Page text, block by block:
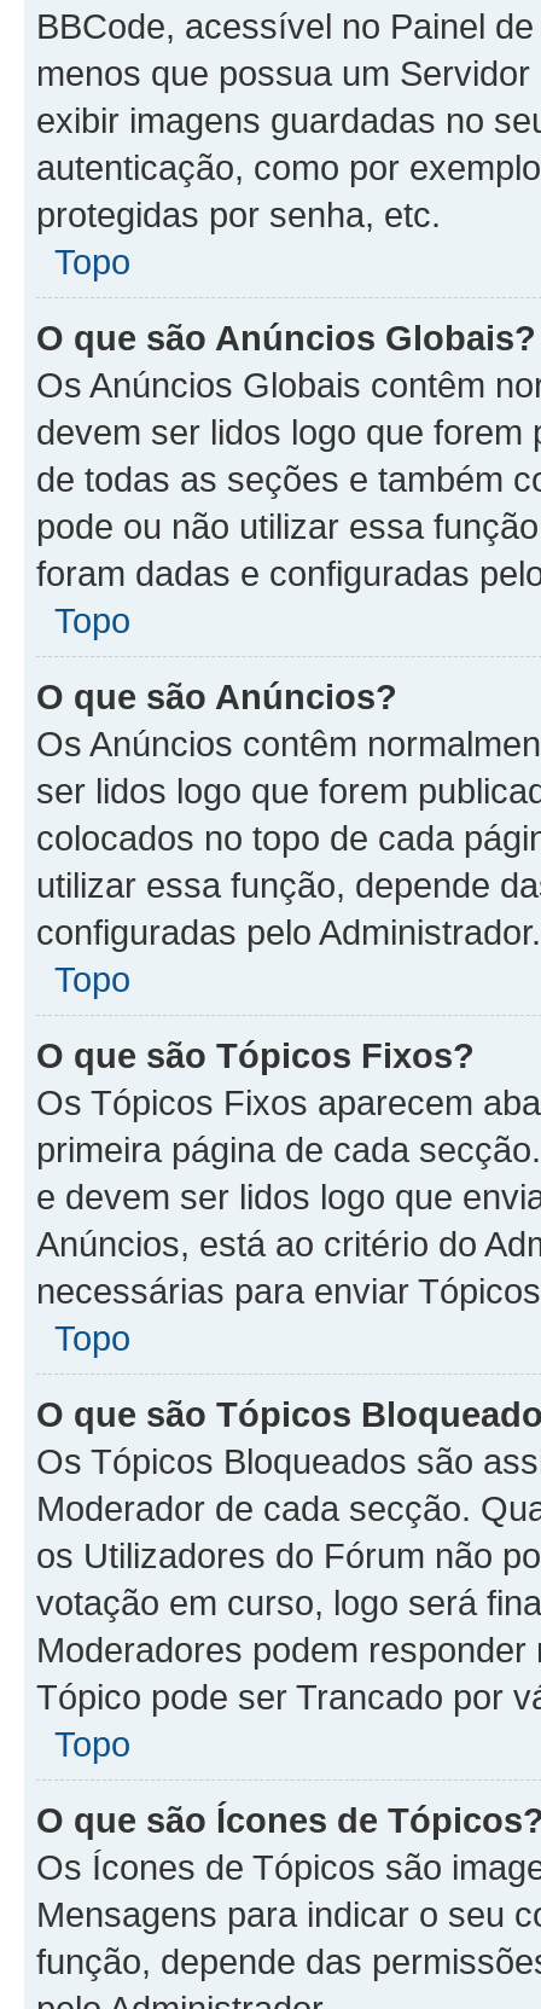
BBCode, acessível no Painel
menos que possua um
exibir imagens guardadas no
autenticação, como por
protegidas por senha, etc.
Topo
O que são Anúncios Globais?
Os Anúncios Globais contêm
devem ser lidos logo que
de todas as seções e também
pode ou não utilizar essa
foram dadas e configuradas
Topo
O que são Anúncios?
Os Anúncios contêm
ser lidos logo que forem
colocados no topo de cada
utilizar essa função, depende
configuradas pelo Administrador.
Topo
O que são Tópicos Fixos?
Os Tópicos Fixos aparecem
primeira página de cada
e devem ser lidos logo que
Anúncios, está ao critério do
necessárias para enviar
Topo
O que são Tópicos
Os Tópicos Bloqueados são
Moderador de cada secção.
os Utilizadores do Fórum não
votação em curso, logo será
Moderadores podem
Tópico pode ser Trancado por
Topo
O que são Ícones de
Os Ícones de Tópicos são
Mensagens para indicar o seu
função, depende das